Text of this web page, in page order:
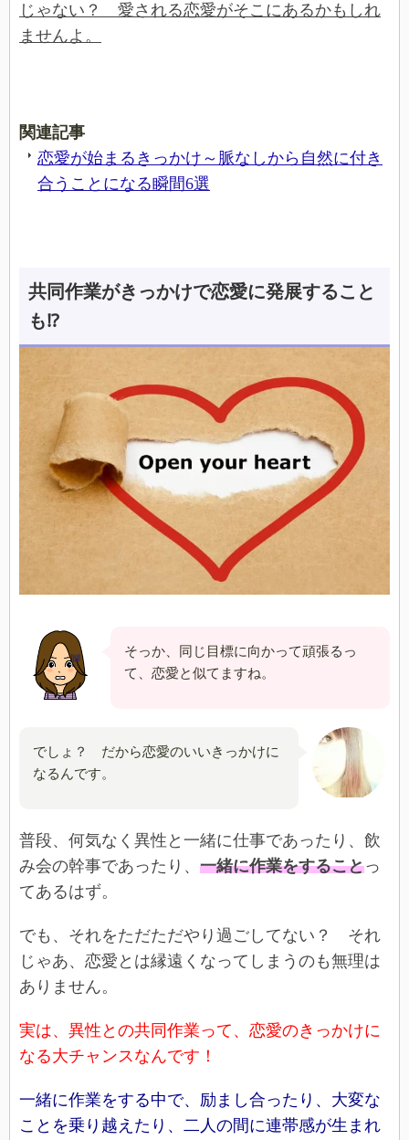
じゃない？ 愛される恋愛がそこにあるかもしれ
ませんよ。
関連記事
恋愛が始まるきっかけ～脈なしから自然に付き
合うことになる瞬間6選
共同作業がきっかけで恋愛に発展すること
も⁉
そっか、同じ目標に向かって頑張るっ
て、恋愛と似てますね。
でしょ？ だから恋愛のいいきっかけに
なるんです。
普段、何気なく異性と一緒に仕事であったり、飲
み会の幹事であったり、 一緒に作業をすることっ
てあるはず。
でも、それをただただやり過ごしてない？ それ
じゃあ、恋愛とは縁遠くなってしまうのも無理は
ありません。
実は、異性との共同作業って、恋愛のきっかけに
なる大チャンスなんです！
一緒に作業をする中で、励まし合ったり、大変な
ことを乗り越えたり、二人の間に連帯感が生まれ